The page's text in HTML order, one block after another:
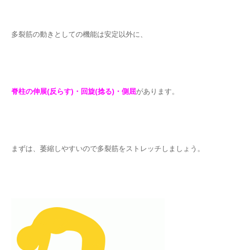
多裂筋の動きとしての機能は安定以外に、
脊柱の伸展(反らす)・回旋(捻る)・側屈があります。
まずは、萎縮しやすいので多裂筋をストレッチしましょう。